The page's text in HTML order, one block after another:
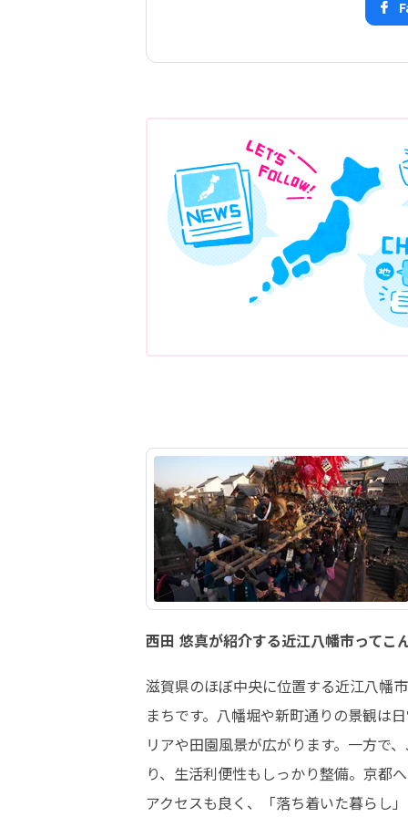
西田 悠真が紹介する近江八幡市ってこ
滋賀県のほぼ中央に位置する近江八幡
まちです。八幡堀や新町通りの景観は
リアや田園風景が広がります。一方で
り、生活利便性もしっかり整備。京都
アクセスも良く、「落ち着いた暮らし